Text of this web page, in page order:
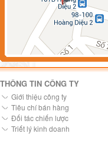
THÔNG TIN CÔNG TY
Giới thiệu công ty
Tiêu chí bán hàng
Đối tác chiến lược
Triết lý kinh doanh